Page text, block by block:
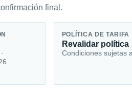
final.
POLÍTICA DE TARIFA
Revalidar política
Condiciones sujetas